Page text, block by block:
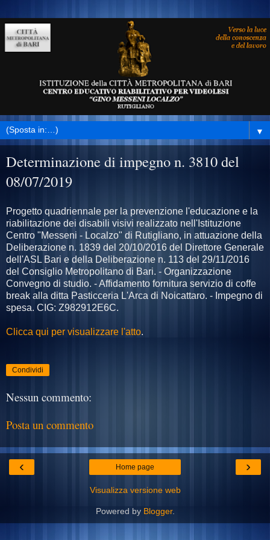
▼
Determinazione di impegno n. 3810 del
08/07/2019
Progetto quadriennale per la prevenzione l'educazione e la
riabilitazione dei disabili visivi realizzato nell'Istituzione
Centro "Messeni - Localzo" di Rutigliano, in attuazione della
Deliberazione n. 1839 del 20/10/2016 del Direttore Generale
dell'ASL Bari e della Deliberazione n. 113 del 29/11/2016
del Consiglio Metropolitano di Bari. - Organizzazione
Convegno di studio. - Affidamento fornitura servizio di coffe
break alla ditta Pasticceria L'Arca di Noicattaro. - Impegno di
spesa. CIG: Z982912E6C.
Clicca qui per visualizzare l'atto.
Condividi
Nessun commento:
Posta un commento
‹ ›
Home page
Visualizza versione web
Powered by Blogger.